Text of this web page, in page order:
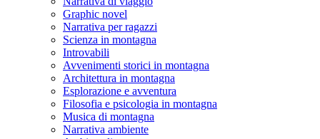
Graphic novel
Narrativa per ragazzi
Scienza in montagna
Introvabili
Avvenimenti storici in montagna
Architettura in montagna
Esplorazione e avventura
Filosofia e psicologia in montagna
Musica di montagna
Narrativa ambiente